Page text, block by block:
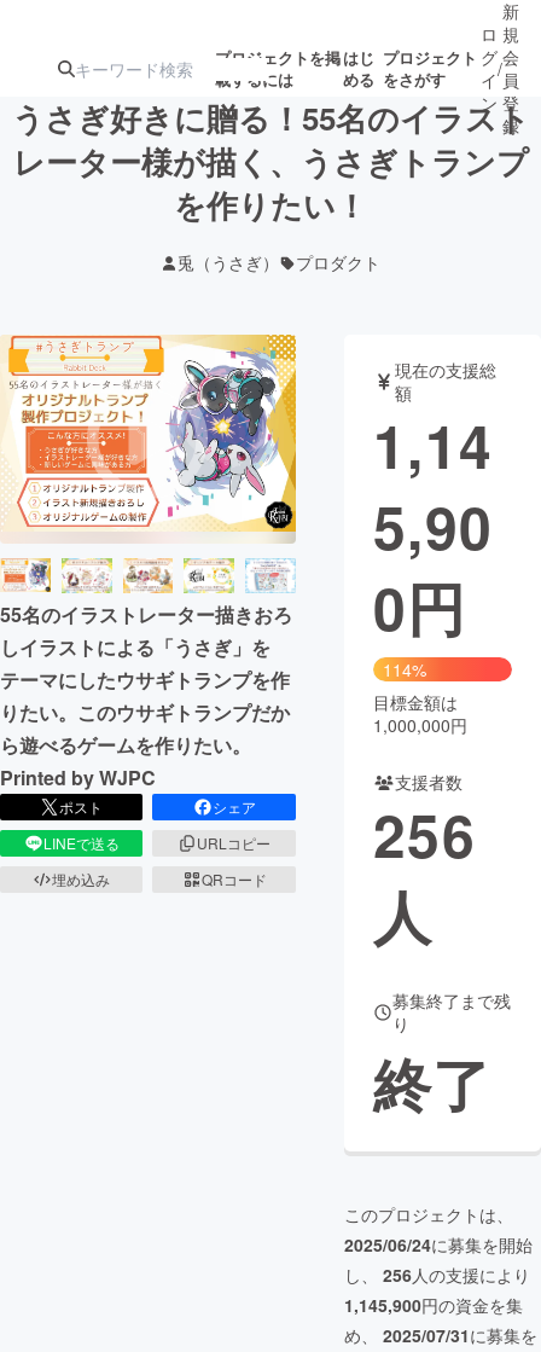
プロジェクトを掲
載するには
はじ
める
プロジェクト
をさがす
注目の新着プロ
ジェクト
募集終了が近いプ
テクノロジー・ガジェット
映像・映画 書籍・雑誌
ビジネス・起業 チャレンジ
まちづくり・地域活性化
CAMPFIRE for Social Good
CAMPFIRE Creation
CAMPFIREふるさと納税machi-ya コミュニティ
ロ
グ
イ
ン
/
新
規
会
員
登
録
うさぎ好きに贈る！55名のイラスト
レーター様が描く、うさぎトランプ
を作りたい！
兎（うさぎ） プロダクト
55名のイラストレーター描きおろ
しイラストによる「うさぎ」を
テーマにしたウサギトランプを作
りたい。このウサギトランプだか
ら遊べるゲームを作りたい。
Printed by WJPC
ポスト
シェア
LINEで送る
URLコピー
埋め込み
QRコード
現在の支援総
額
1,14
5,90
0円
114%
目標金額は
1,000,000円
支援者数
256
人
募集終了まで残
り
終了
このプロジェクトは、
2025/06/24に募集を開始
し、 256人の支援により
1,145,900円の資金を集
め、 2025/07/31に募集を